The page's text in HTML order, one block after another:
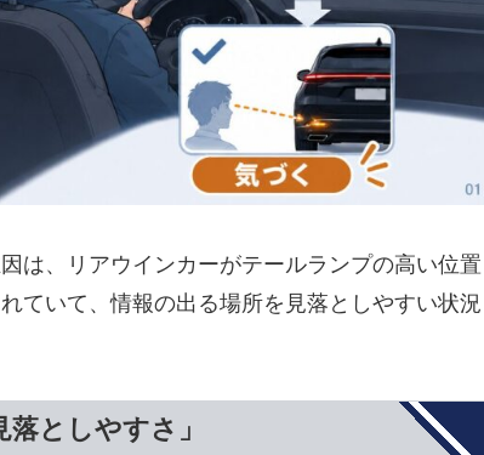
は、リアウインカーがテールランプの高い位置
ていて、情報の出る場所を見落としやすい状況
としやすさ」